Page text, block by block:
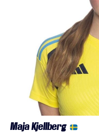
Maja Kjellberg